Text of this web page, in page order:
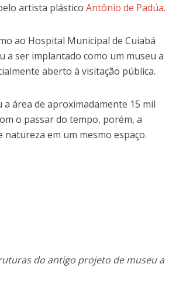
artista plástico Antônio de Padúa.
ao Hospital Municipal de Cuiabá
a ser implantado como um museu a
aberto à visitação pública.
área de aproximadamente 15 mil
o passar do tempo, porém, a
em um mesmo espaço.
do antigo projeto de museu a